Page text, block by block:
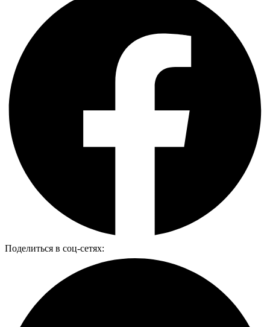
Поделиться в соц-сетях: